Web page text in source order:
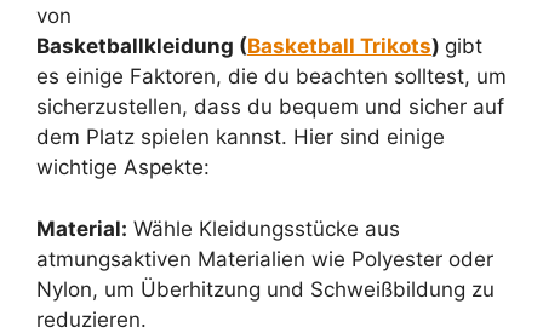
von
Basketballkleidung (Basketball Trikots) gibt
es einige Faktoren, die du beachten solltest, um
sicherzustellen, dass du bequem und sicher auf
dem Platz spielen kannst. Hier sind einige
wichtige Aspekte:
Material: Wähle Kleidungsstücke aus
atmungsaktiven Materialien wie Polyester oder
Nylon, um Überhitzung und Schweißbildung zu
reduzieren.